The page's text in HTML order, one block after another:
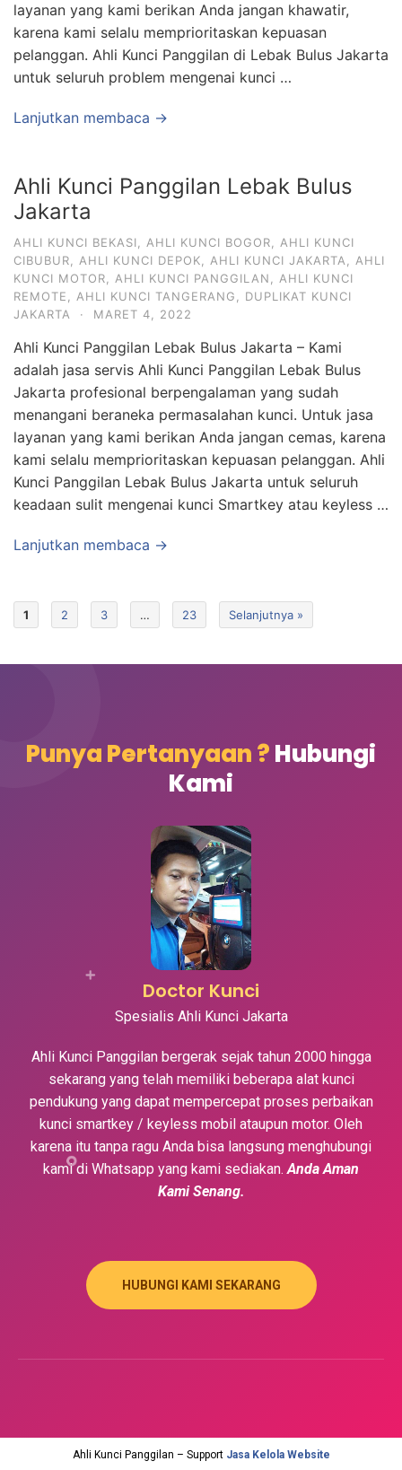
layanan yang kami berikan Anda jangan khawatir,
karena kami selalu memprioritaskan kepuasan
pelanggan. Ahli Kunci Panggilan di Lebak Bulus Jakarta
untuk seluruh problem mengenai kunci …
Lanjutkan membaca →
Ahli Kunci Panggilan Lebak Bulus
Jakarta
AHLI KUNCI BEKASI AHLI KUNCI BOGOR
AHLI KUNCI
CIBUBUR
AHLI KUNCI DEPOK AHLI KUNCI JAKARTA
AHLI
KUNCI MOTOR
AHLI KUNCI PANGGILAN
AHLI KUNCI
REMOTE
AHLI KUNCI TANGERANG
DUPLIKAT KUNCI
JAKARTA
· MARET 4, 2022
Ahli Kunci Panggilan Lebak Bulus Jakarta – Kami
adalah jasa servis Ahli Kunci Panggilan Lebak Bulus
Jakarta profesional berpengalaman yang sudah
menangani beraneka permasalahan kunci. Untuk jasa
layanan yang kami berikan Anda jangan cemas, karena
kami selalu memprioritaskan kepuasan pelanggan. Ahli
Kunci Panggilan Lebak Bulus Jakarta untuk seluruh
keadaan sulit mengenai kunci Smartkey atau keyless …
Lanjutkan membaca →
1 2 3 … 23 Selanjutnya »
Punya Pertanyaan ?Hubungi
Kami
Doctor Kunci
Spesialis Ahli Kunci Jakarta
Ahli Kunci Panggilan bergerak sejak tahun 2000 hingga
sekarang yang telah memiliki beberapa alat kunci
pendukung yang dapat mempercepat proses perbaikan
kunci smartkey / keyless mobil ataupun motor. Oleh
karena itu tanpa ragu Anda bisa langsung menghubungi
kami di Whatsapp yang kami sediakan.Anda Aman
Kami Senang.
HUBUNGI KAMI SEKARANG
Ahli Kunci Panggilan – Support Jasa Kelola Website